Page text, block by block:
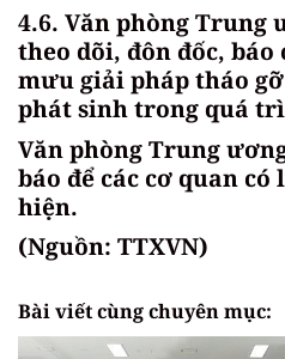
4.6. Văn phòng Trung
theo dõi, đôn đốc,
mưu giải pháp tháo
phát sinh trong quá
Văn phòng Trung
báo để các cơ quan
hiện.
(Nguồn: TTXVN)
Bài viết cùng chuyên mục: